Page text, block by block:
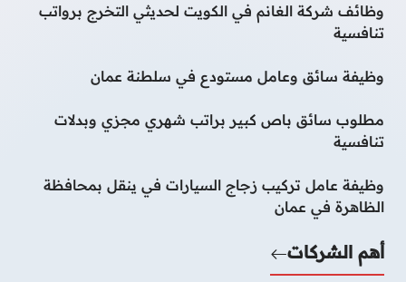
وظائف شركة الغانم في الكويت لحديثي التخرج برواتب
تنافسية
وظيفة سائق وعامل مستودع في سلطنة عمان
مطلوب سائق باص كبير براتب شهري مجزي وبدلات
تنافسية
وظيفة عامل تركيب زجاج السيارات في ينقل بمحافظة
الظاهرة في عمان
أهم الشركات